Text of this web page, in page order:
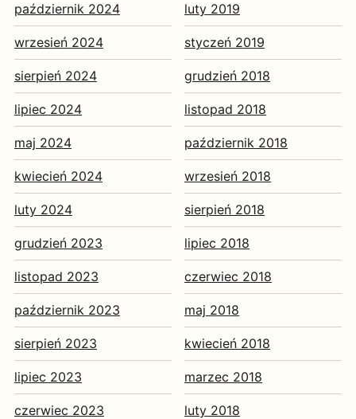
październik 2024
wrzesień 2024
sierpień 2024
lipiec 2024
maj 2024
kwiecień 2024
luty 2024
grudzień 2023
listopad 2023
październik 2023
sierpień 2023
lipiec 2023
czerwiec 2023
luty 2019
styczeń 2019
grudzień 2018
listopad 2018
październik 2018
wrzesień 2018
sierpień 2018
lipiec 2018
czerwiec 2018
maj 2018
kwiecień 2018
marzec 2018
luty 2018